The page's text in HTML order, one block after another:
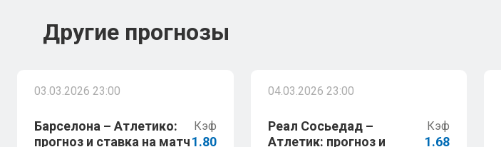
Другие прогнозы
03.03.2026 23:00
Барселона – Атлетико:
прогноз и ставка на матч
Кэф
1.80
04.03.2026 23:00
Реал Сосьедад –
Атлетик: прогноз и
Кэф
1.68